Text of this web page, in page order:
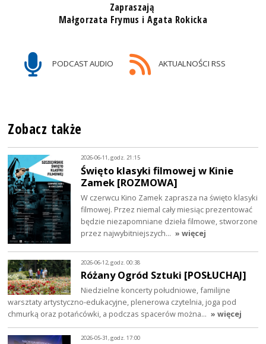
Zapraszają
Małgorzata Frymus i Agata Rokicka
PODCAST AUDIO AKTUALNOŚCI RSS
Zobacz także
2026-06-11, godz. 21:15
Święto klasyki filmowej w Kinie
Zamek [ROZMOWA]
W czerwcu Kino Zamek zaprasza na święto klasyki
filmowej. Przez niemal cały miesiąc prezentować
będzie niezapomniane dzieła filmowe, stworzone
przez najwybitniejszych… » więcej
2026-06-12, godz. 00:38
Różany Ogród Sztuki [POSŁUCHAJ]
Niedzielne koncerty południowe, familijne
warsztaty artystyczno-edukacyjne, plenerowa czytelnia, joga pod
chmurką oraz potańcówki, a podczas spacerów można… » więcej
2026-05-31, godz. 17:00